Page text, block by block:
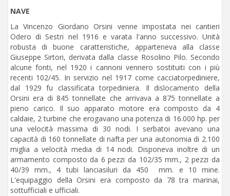
NAVE
La Vincenzo Giordano Orsini venne impostata nei cantieri
Odero di Sestri nel 1916 e varata l'anno successivo. Unità
robusta di buone caratteristiche, apparteneva alla classe
Giuseppe Sirtori, derivata dalla classe Rosolino Pilo. Secondo
alcune fonti, nel 1920 i cannoni vennero sostituiti con i più
recenti 102/45. In servizio nel 1917 come cacciatorpediniere,
dal 1929 fu classificata torpediniera. Il dislocamento della
Orsini era di 845 tonnellate che arrivava a 875 tonnellate a
pieno carico. Il suo apparato motore era composto da 4
caldaie, 2 turbine che erogavano una potenza di 16.000 hp. per
una velocità massima di 30 nodi. I serbatoi avevano una
capacità di 160 tonnellate di nafta per una autonomia di 2.100
miglia a velocità media di 14 nodi. Disponeva inoltre di un
armamento composto da 6 pezzi da 102/35 mm., 2 pezzi da
40/39 mm., 4 tubi lanciasiluri da 450 mm. e 10 mine.
L'equipaggio della Orsini era composto da 78 tra marinai,
sottufficiali e ufficiali.